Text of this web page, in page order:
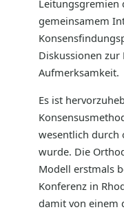
Leitungsgremien
gemeinsamem
Diskussionen zur
Aufmerksamkeit.
Es ist
wesentlich durch
wurde. Die
Modell erstmals
Konferenz in
damit von einem